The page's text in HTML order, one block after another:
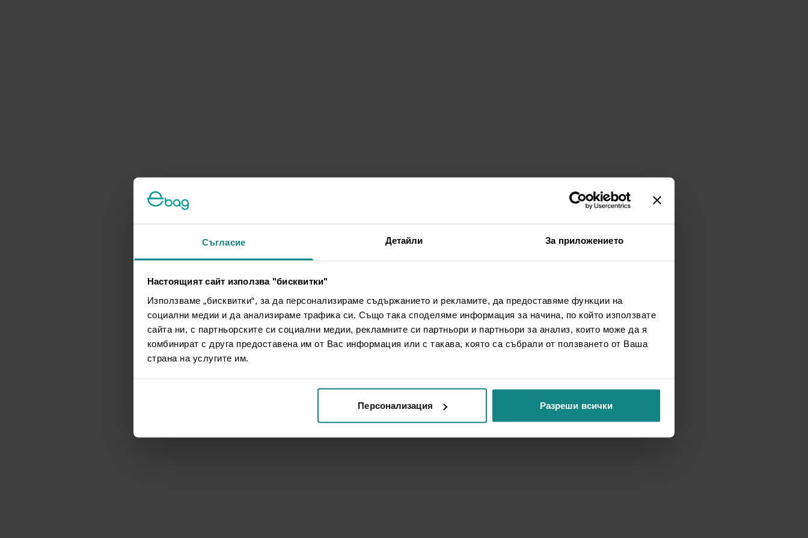
Съгласие Детайли За приложението
Настоящият сайт използва "бисквитки"
Използваме „бисквитки“, за да персонализираме съдържанието и рекламите, да предоставяме функции на
социални медии и да анализираме трафика си. Също така споделяме информация за начина, по който използвате
сайта ни, с партньорските си социални медии, рекламните си партньори и партньори за анализ, които може да я
комбинират с друга предоставена им от Вас информация или с такава, която са събрали от ползването от Ваша
страна на услугите им.
Персонализация Разреши всички